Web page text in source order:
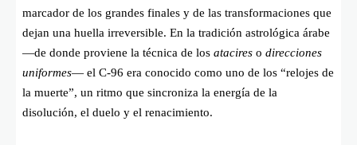
marcador de los grandes finales y de las transformaciones que
dejan una huella irreversible. En la tradición astrológica árabe
—de donde proviene la técnica de los atacires o direcciones
uniformes— el C-96 era conocido como uno de los “relojes de
la muerte”, un ritmo que sincroniza la energía de la
disolución, el duelo y el renacimiento.